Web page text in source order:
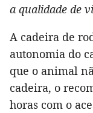
a qualidade de
A cadeira de
autonomia do
que o animal
cadeira, o
horas com o